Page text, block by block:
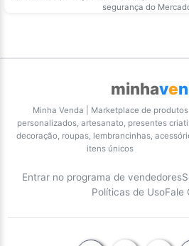
segurança do
minhave
Minha Venda | Marketplace de produtos
personalizados, artesanato, presentes
decoração, roupas, lembrancinhas,
itens únicos
Entrar no programa de vendedores
Políticas de UsoFale